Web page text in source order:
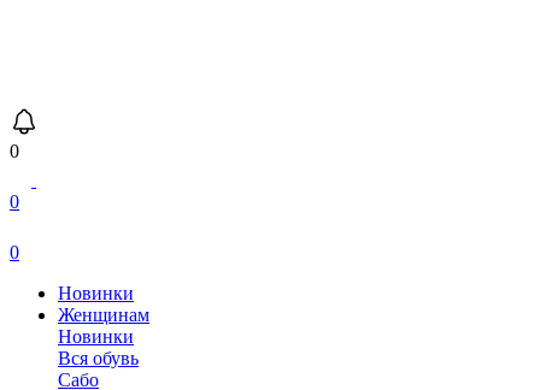
0
0
0
Новинки
Женщинам
Новинки
Вся обувь
Сабо